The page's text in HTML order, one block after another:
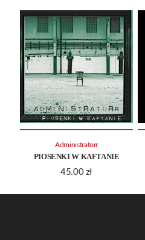
PIOSENKI W KAFTANIE
45.00 zł
Administratorr